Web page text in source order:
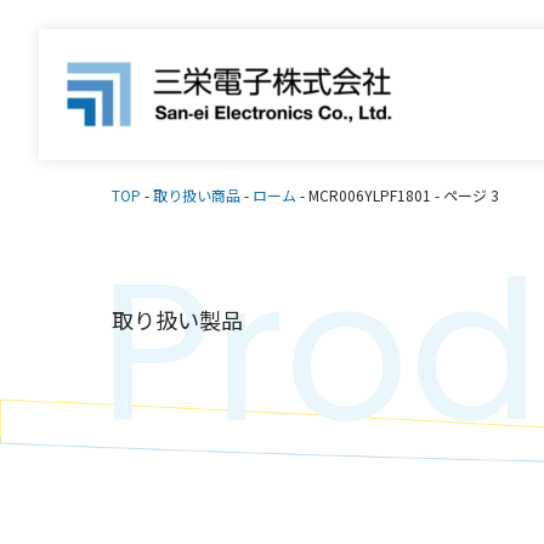
TOP -取り扱い商品- ローム -MCR006YLPF1801 - ページ 3
取り扱い製品